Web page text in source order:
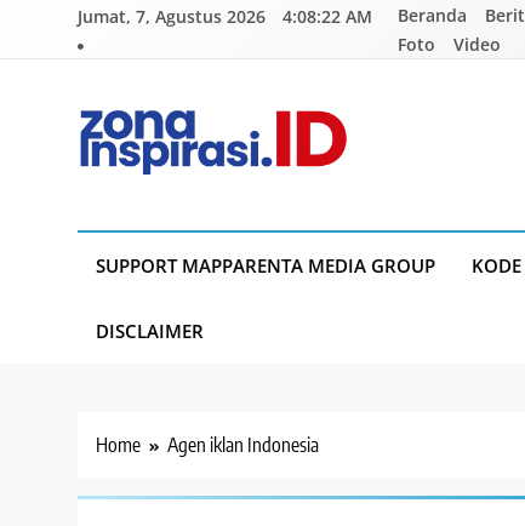
Jumat, 7, Agustus 2026 4:08:23 AM Beranda
Foto
Video
SUPPORT MAPPARENTA MEDIA GROUP
DISCLAIMER
Home Agen iklan Indonesia